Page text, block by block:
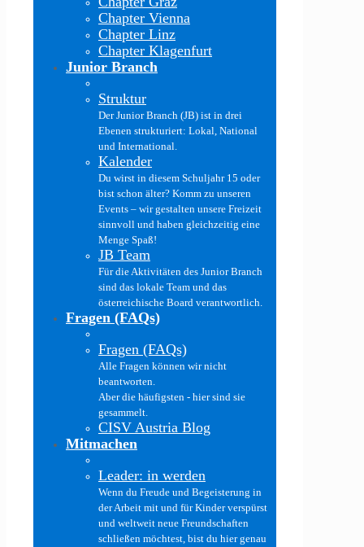
Chapter Vienna
Chapter Linz
Chapter Klagenfurt
Junior Branch
Struktur
Der Junior Branch (JB) ist in drei
Ebenen strukturiert: Lokal, National
und International.
Kalender
Du wirst in diesem Schuljahr 15 oder
bist schon älter? Komm zu unseren
Events – wir gestalten unsere Freizeit
sinnvoll und haben gleichzeitig eine
Menge Spaß!
JB Team
Für die Aktivitäten des Junior Branch
sind das lokale Team und das
österreichische Board verantwortlich.
Fragen (FAQs)
Fragen (FAQs)
Alle Fragen können wir nicht
beantworten.
Aber die häufigsten - hier sind sie
gesammelt.
CISV Austria Blog
Mitmachen
Leader: in werden
Wenn du Freude und Begeisterung in
der Arbeit mit und für Kinder verspürst
und weltweit neue Freundschaften
schließen möchtest, bist du hier genau